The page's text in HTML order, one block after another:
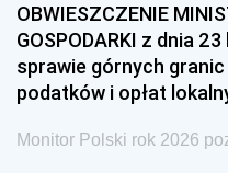
OBWIESZCZENIE
GOSPODARKI z dnia
sprawie górnych
podatków i opłat
Monitor Polski rok 2026